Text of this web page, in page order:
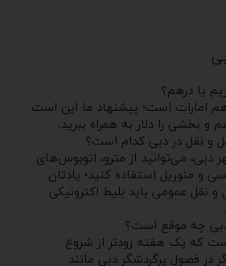
امارات است؛ پیشنهاد ما این است
و بخشی را دلار به همراه ببرید.
دبی، می‌توانید از مترو، اتوبوس‌های
و منوریل استفاده کنید؛ یادتان
و نقل عمومی باید بلیط اکترونیکی
که یک هفته زودتر از شروع
در فصول پرگردشگر دبی مانند